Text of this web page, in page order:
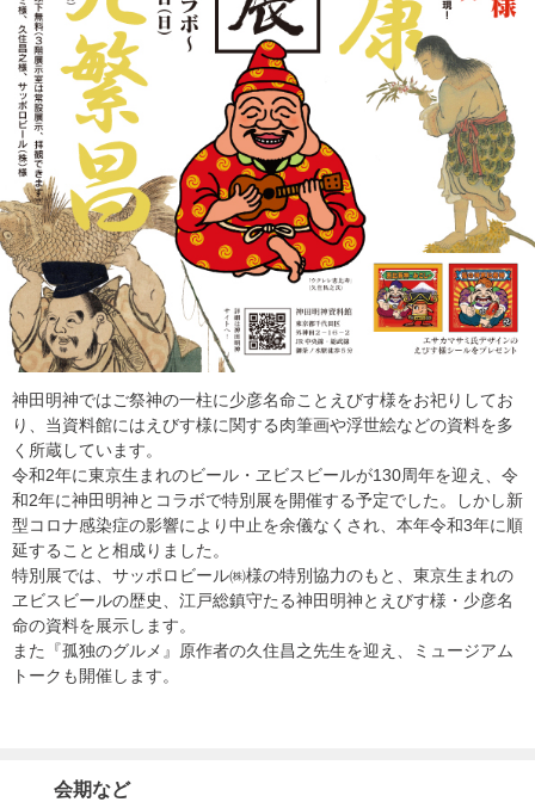
神田明神ではご祭神の一柱に少彦名命ことえびす様をお祀りしてお
り、当資料館にはえびす様に関する肉筆画や浮世絵などの資料を多
く所蔵しています。
令和2年に東京生まれのビール・ヱビスビールが130周年を迎え、令
和2年に神田明神とコラボで特別展を開催する予定でした。しかし新
型コロナ感染症の影響により中止を余儀なくされ、本年令和3年に順
延することと相成りました。
特別展では、サッポロビール㈱様の特別協力のもと、東京生まれの
ヱビスビールの歴史、江戸総鎮守たる神田明神とえびす様・少彦名
命の資料を展示します。
また『孤独のグルメ』原作者の久住昌之先生を迎え、ミュージアム
トークも開催します。
会期など